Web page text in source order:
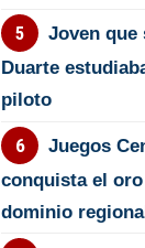
Joven que
Duarte
piloto
Juegos
conquista el
dominio